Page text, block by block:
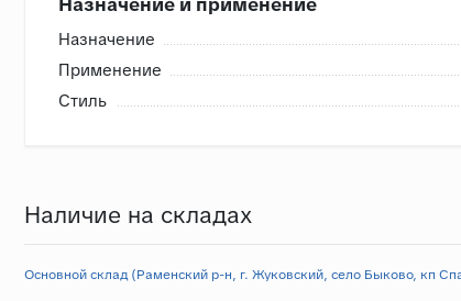
Назначение
Применение
Стиль
Наличие на складах
Основной склад (Раменский р-н, г. Жуковский, село Быково, кп